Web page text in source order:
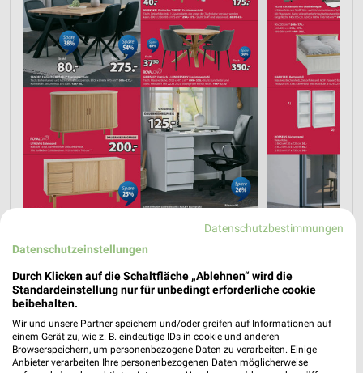
Datenschutzbestimmungen
Datenschutzeinstellungen
Durch Klicken auf die Schaltfläche „Ablehnen“ wird die
Standardeinstellung nur für unbedingt erforderliche cookie
beibehalten.
Wir und unsere Partner speichern und/oder greifen auf Informationen auf
einem Gerät zu, wie z. B. eindeutige IDs in cookie und anderen
Browserspeichern, um personenbezogene Daten zu verarbeiten. Einige
Anbieter verarbeiten Ihre personenbezogenen Daten möglicherweise